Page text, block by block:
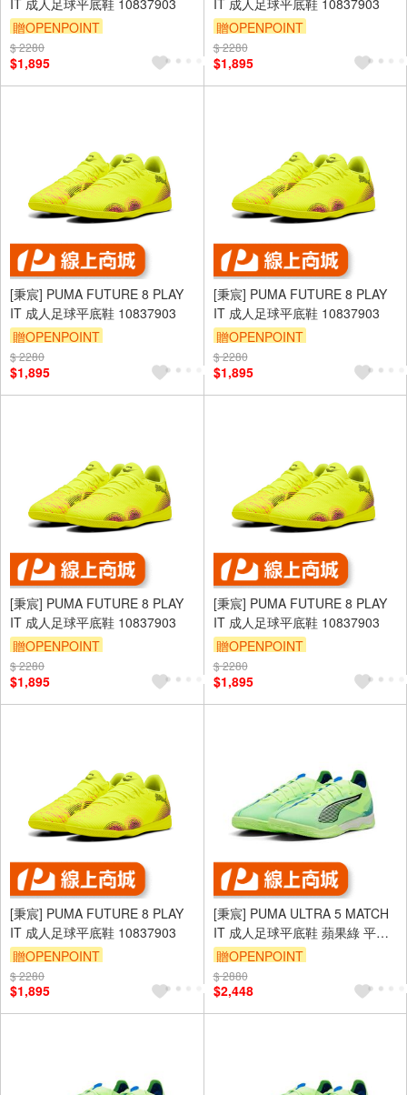
IT 成人足球平底鞋 10837903
贈OPENPOINT
$ 2280
$1,895
IT 成人足球平底鞋 10837903
贈OPENPOINT
$ 2280
$1,895
[秉宸] PUMA FUTURE 8 PLAY
IT 成人足球平底鞋 10837903
贈OPENPOINT
$ 2280
$1,895
[秉宸] PUMA FUTURE 8 PLAY
IT 成人足球平底鞋 10837903
贈OPENPOINT
$ 2280
$1,895
[秉宸] PUMA FUTURE 8 PLAY
IT 成人足球平底鞋 10837903
贈OPENPOINT
$ 2280
$1,895
[秉宸] PUMA FUTURE 8 PLAY
IT 成人足球平底鞋 10837903
贈OPENPOINT
$ 2280
$1,895
[秉宸] PUMA FUTURE 8 PLAY
IT 成人足球平底鞋 10837903
贈OPENPOINT
$ 2280
$1,895
[秉宸] PUMA ULTRA 5 MATCH
IT 成人足球平底鞋 蘋果綠 平底
鞋 室內足球 10789503
贈OPENPOINT
$ 2880
$2,448